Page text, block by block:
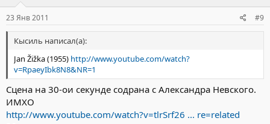
23 Янв 2011 #9
Кысиль написал(а):
Jan Žižka (1955) http://www.youtube.com/watch?
v=RpaeyIbk8N8&NR=1
Сцена на 30-ои секунде содрана с Александра Невского.
ИМХО
http://www.youtube.com/watch?v=tlrSrf26 ... re=related